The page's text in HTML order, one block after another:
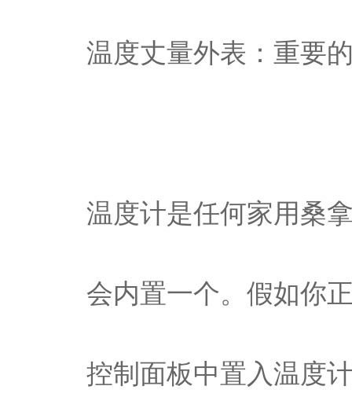
温度丈量外表：重要
温度计是任何家用桑
会内置一个。假如你
控制面板中置入温度